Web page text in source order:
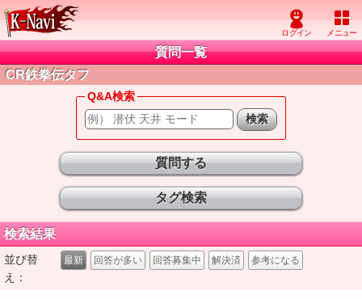
質問一覧
CR鉄拳伝タフ
Q&A検索
質問する
タグ検索
検索結果
並び替
え：
最新 回答が多い 回答募集中 解決済 参考になる